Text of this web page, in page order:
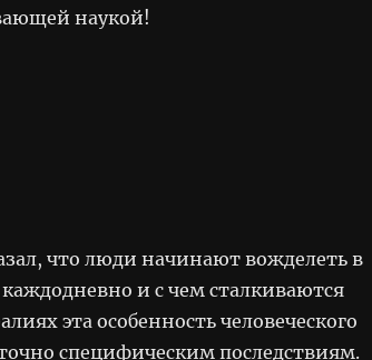
наукой!
что люди начинают вожделеть в
и с чем сталкиваются
эта особенность человеческого
специфическим последствиям.